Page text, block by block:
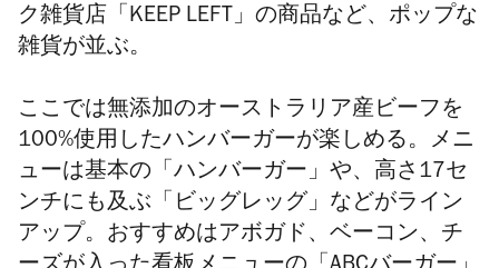
ク雑貨店「KEEP LEFT」の商品など、ポップな
雑貨が並ぶ。
ここでは無添加のオーストラリア産ビーフを
100%使用したハンバーガーが楽しめる。メニ
ューは基本の「ハンバーガー」や、高さ17セ
ンチにも及ぶ「ビッグレッグ」などがライン
アップ。おすすめはアボガド、ベーコン、チ